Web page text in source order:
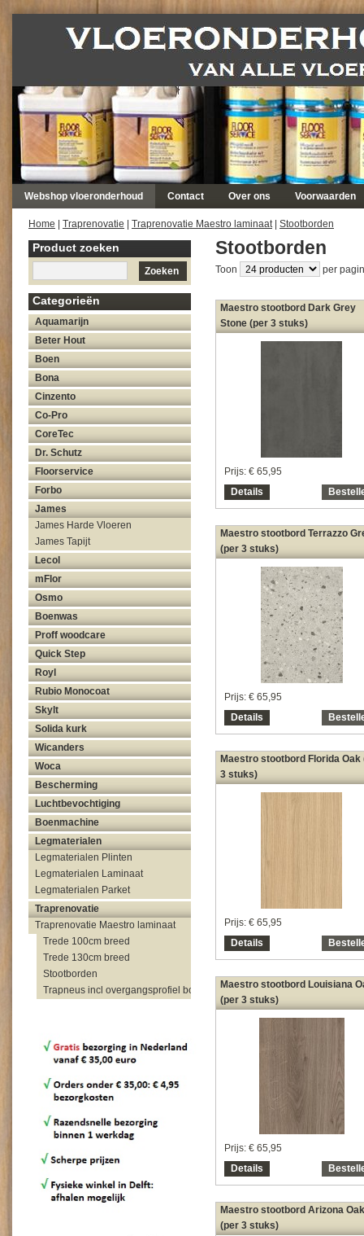
Webshop vloeronderhoud Contact Over ons Voorwaarden
Home Traprenovatie Traprenovatie Maestro laminaat| Stootborden
Product zoeken
Zoeken
Categorieën
Aquamarijn
Beter Hout
Boen
Bona
Cinzento
Co-Pro
CoreTec
Dr. Schutz
Floorservice
Forbo
James
James Harde Vloeren
James Tapijt
Lecol
mFlor
Osmo
Boenwas
Proff woodcare
Quick Step
Royl
Rubio Monocoat
Skylt
Solida kurk
Wicanders
Woca
Bescherming
Luchtbevochtiging
Boenmachine
Legmaterialen
Legmaterialen Plinten
Legmaterialen Laminaat
Legmaterialen Parket
Traprenovatie
Traprenovatie Maestro laminaat
Trede 100cm breed
Trede 130cm breed
Stootborden
Trapneus incl overgangsprofiel bovenzijde trap
Stootborden
Toon per
Maestro stootbord Dark Grey
Stone (per 3 stuks)
Prijs: € 65,95
Details
Maestro stootbord Terrazzo
(per 3 stuks)
Prijs: € 65,95
Details
Maestro stootbord Florida Oak
3 stuks)
Prijs: € 65,95
Details
Maestro stootbord Louisiana
(per 3 stuks)
Prijs: € 65,95
Details
Maestro stootbord Arizona Oak
(per 3 stuks)